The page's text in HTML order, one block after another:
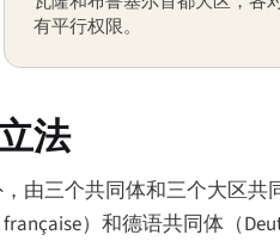
有平行权限。
法
由三个共同体和三个大区共
）和德语共同体（